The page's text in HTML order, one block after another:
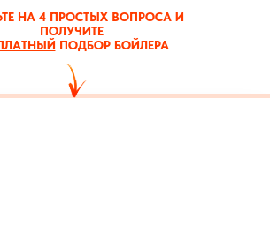
НА 4 ПРОСТЫХ ВОПРОСА И
ПОЛУЧИТЕ
ПОДБОР БОЙЛЕРА